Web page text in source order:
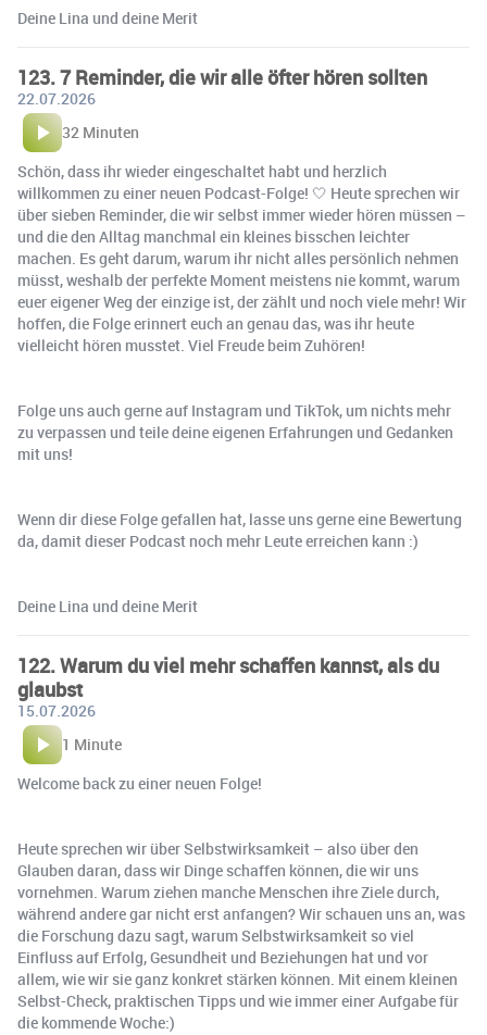
Deine Lina und deine Merit
123. 7 Reminder, die wir alle öfter hören sollten
22.07.2026
32 Minuten
Schön, dass ihr wieder eingeschaltet habt und herzlich
willkommen zu einer neuen Podcast-Folge! 🤍 Heute sprechen wir
über sieben Reminder, die wir selbst immer wieder hören müssen –
und die den Alltag manchmal ein kleines bisschen leichter
machen. Es geht darum, warum ihr nicht alles persönlich nehmen
müsst, weshalb der perfekte Moment meistens nie kommt, warum
euer eigener Weg der einzige ist, der zählt und noch viele mehr! Wir
hoffen, die Folge erinnert euch an genau das, was ihr heute
vielleicht hören musstet. Viel Freude beim Zuhören!
Folge uns auch gerne auf Instagram und TikTok, um nichts mehr
zu verpassen und teile deine eigenen Erfahrungen und Gedanken
mit uns!
Wenn dir diese Folge gefallen hat, lasse uns gerne eine Bewertung
da, damit dieser Podcast noch mehr Leute erreichen kann :)
Deine Lina und deine Merit
122. Warum du viel mehr schaffen kannst, als du
glaubst
15.07.2026
1 Minute
Welcome back zu einer neuen Folge!
Heute sprechen wir über Selbstwirksamkeit – also über den
Glauben daran, dass wir Dinge schaffen können, die wir uns
vornehmen. Warum ziehen manche Menschen ihre Ziele durch,
während andere gar nicht erst anfangen? Wir schauen uns an, was
die Forschung dazu sagt, warum Selbstwirksamkeit so viel
Einfluss auf Erfolg, Gesundheit und Beziehungen hat und vor
allem, wie wir sie ganz konkret stärken können. Mit einem kleinen
Selbst-Check, praktischen Tipps und wie immer einer Aufgabe für
die kommende Woche:)